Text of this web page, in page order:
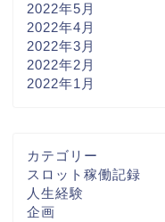
2022年5月
2022年4月
2022年3月
2022年2月
2022年1月
カテゴリー
スロット稼働記録
人生経験
企画